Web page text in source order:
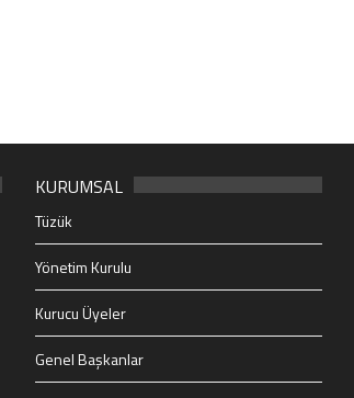
KURUMSAL
Tüzük
Yönetim Kurulu
Kurucu Üyeler
Genel Başkanlar